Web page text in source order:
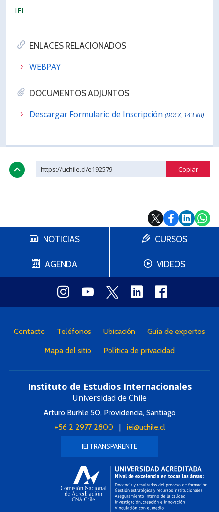
ENLACES RELACIONADOS
WEBPAY
DOCUMENTOS ADJUNTOS
Descargar Formulario de Inscripción(DOCX, 143 KB)
IEI
https://uchile.cl/e192579
NOTICIAS
AGENDA
CURSOS
VIDEOS
Contacto Teléfonos Ubicación Guía de expertos
Mapa del sitio Política de privacidad
Instituto de Estudios Internacionales
Universidad de Chile
Arturo Burhle 50, Providencia, Santiago
+56 2 2977 2800| iei@uchile.cl
IEI TRANSPARENTE